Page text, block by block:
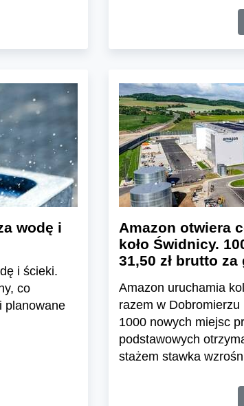
wodę i
i ścieki.
co
planowane
Amazon otwiera
koło Świdnicy.
31,50 zł brutto za
Amazon uruchamia
razem w Dobromierzu
1000 nowych miejsc
podstawowych
stażem stawka